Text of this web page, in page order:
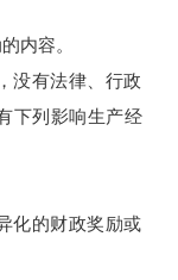
内容。
有法律、行政
下列影响生产经
的财政奖励或